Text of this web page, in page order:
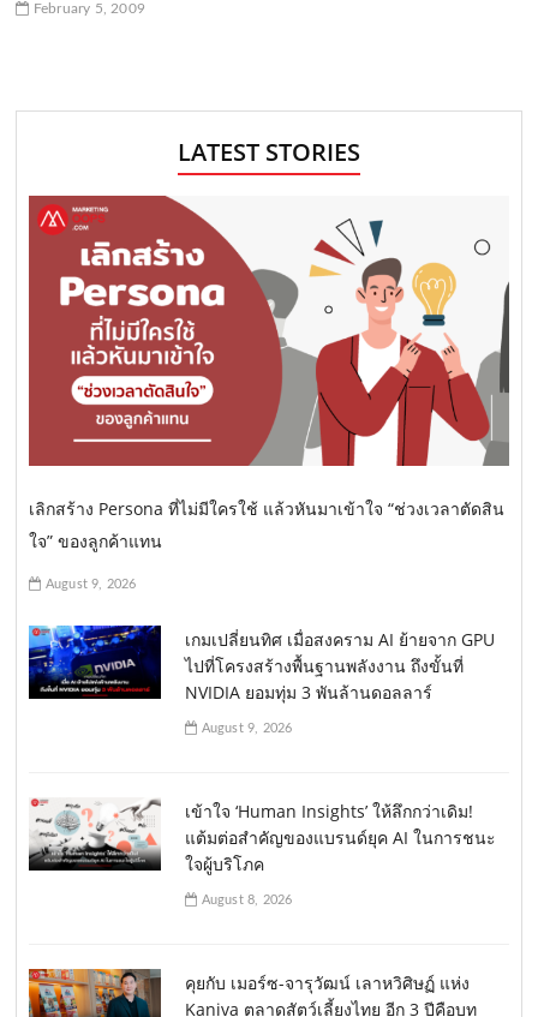
February 5, 2009
LATEST STORIES
เลิกสร้าง Persona ที่ไม่มีใครใช้ แล้วหันมาเข้าใจ “ช่วงเวลาตัดสิน
ใจ” ของลูกค้าแทน
August 9, 2026
เกมเปลี่ยนทิศ เมื่อสงคราม AI ย้ายจาก GPU
ไปที่โครงสร้างพื้นฐานพลังงาน ถึงขั้นที่
NVIDIA ยอมทุ่ม 3 พันล้านดอลลาร์
August 9, 2026
เข้าใจ ‘Human Insights’ ให้ลึกกว่าเดิม!
แต้มต่อสำคัญของแบรนด์ยุค AI ในการชนะ
ใจผู้บริโภค
August 8, 2026
คุยกับ เมอร์ซ-จารุวัฒน์ เลาหวิศิษฏ์ แห่ง
Kaniva ตลาดสัตว์เลี้ยงไทย อีก 3 ปีคือบท